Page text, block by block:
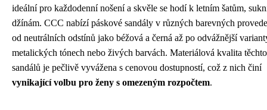
ideální pro každodenní nošení a skvěle se hodí k letním šatům,
džínám. CCC nabízí páskové sandály v různých barevných
od neutrálních odstínů jako béžová a černá až po odvážnější
metalických tónech nebo živých barvách. Materiálová kvalita těchto
sandálů je pečlivě vyvážena s cenovou dostupností, což z nich činí
vynikající volbu pro ženy s omezeným rozpočtem.